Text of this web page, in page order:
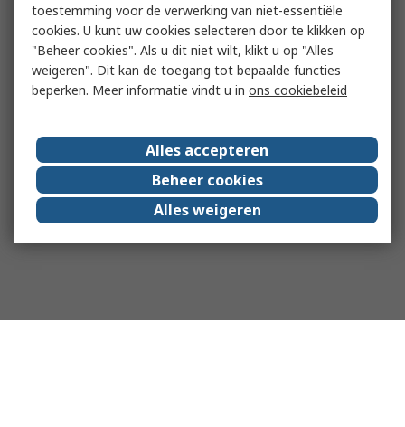
toestemming voor de verwerking van niet-essentiële
cookies. U kunt uw cookies selecteren door te klikken op
"Beheer cookies". Als u dit niet wilt, klikt u op "Alles
weigeren". Dit kan de toegang tot bepaalde functies
beperken. Meer informatie vindt u in ons cookiebeleid
Alles accepteren
Beheer cookies
Alles weigeren